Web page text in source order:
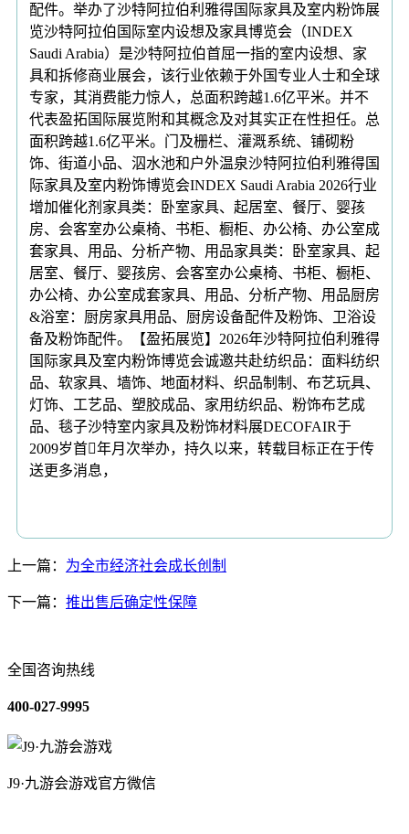
配件。举办了沙特阿拉伯利雅得国际家具及室内粉饰展
览沙特阿拉伯国际室内设想及家具博览会（INDEX
Saudi Arabia）是沙特阿拉伯首屈一指的室内设想、家
具和拆修商业展会，该行业依赖于外国专业人士和全球
专家，其消费能力惊人，总面积跨越1.6亿平米。并不
代表盈拓国际展览附和其概念及对其实正在性担任。总
面积跨越1.6亿平米。门及栅栏、灌溉系统、铺砌粉
饰、街道小品、泅水池和户外温泉沙特阿拉伯利雅得国
际家具及室内粉饰博览会INDEX Saudi Arabia 2026行业
增加催化剂家具类：卧室家具、起居室、餐厅、婴孩
房、会客室办公桌椅、书柜、橱柜、办公椅、办公室成
套家具、用品、分析产物、用品家具类：卧室家具、起
居室、餐厅、婴孩房、会客室办公桌椅、书柜、橱柜、
办公椅、办公室成套家具、用品、分析产物、用品厨房
&浴室：厨房家具用品、厨房设备配件及粉饰、卫浴设
备及粉饰配件。【盈拓展览】2026年沙特阿拉伯利雅得
国际家具及室内粉饰博览会诚邀共赴纺织品：面料纺织
品、软家具、墙饰、地面材料、织品制制、布艺玩具、
灯饰、工艺品、塑胶成品、家用纺织品、粉饰布艺成
品、毯子沙特室内家具及粉饰材料展DECOFAIR于
2009岁首年月次举办，持久以来，转载目标正在于传
送更多消息，
上一篇： 为全市经济社会成长创制
下一篇： 推出售后确定性保障
全国咨询热线
400-027-9995
J9·九游会游戏官方微信